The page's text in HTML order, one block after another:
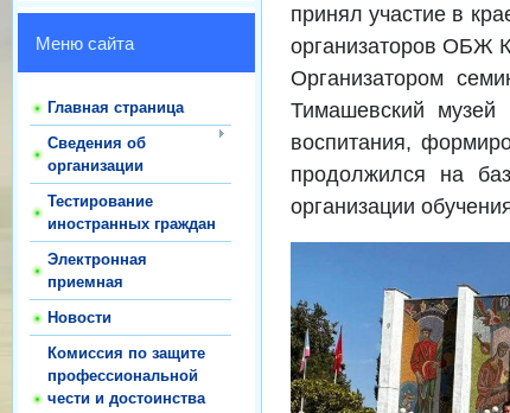
Меню сайта
Главная страница
Сведения об
организации
Тестирование
иностранных граждан
Электронная
приемная
Новости
Комиссия по защите
профессиональной
чести и достоинства
принял участие в
организаторов ОБЖ
Организатором
Тимашевский музей
воспитания,
продолжился на
организации